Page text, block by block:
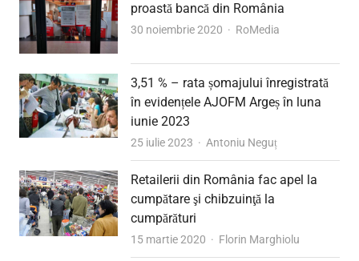
proastă bancă din România
30 noiembrie 2020 Author
RoMedia
3,51 % – rata șomajului înregistrată
în evidențele AJOFM Argeș în luna
iunie 2023
25 iulie 2023 Author
Antoniu Neguț
Retailerii din România fac apel la
cumpătare şi chibzuinţă la
cumpărături
15 martie 2020 Author
Florin Marghiolu